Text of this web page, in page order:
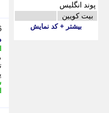
پوند انگلیس
بیت کویین
بیشتر + کد نمایش